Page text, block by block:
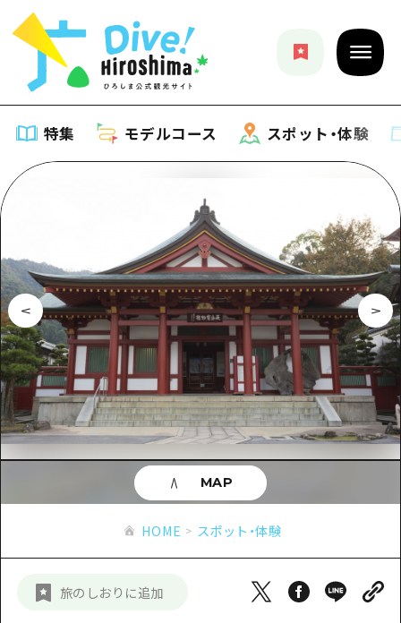
特集 モデルコース スポット・体験
特集一覧
おすすめ
アート
イベント・祭り
グルメ・酒
サイクリング
ショッピング
スポーツ
ナイトライフ
モデルコース
モデルコース一覧
Dive! Hiroshima 公式ガイド
広島もしもトラベル
あたらしい非日常
広島市周辺
安芸
備北
芸北
スポット・体験
スポット・体験一覧
広島市周辺
安芸
備後
備北
芸北
山口県東部
イベント
旬情報
お役立ち情報
お役立ち情報一覧
アクセス
新着情報
HOME スポット・体験
旅のしおりに追加
MAP